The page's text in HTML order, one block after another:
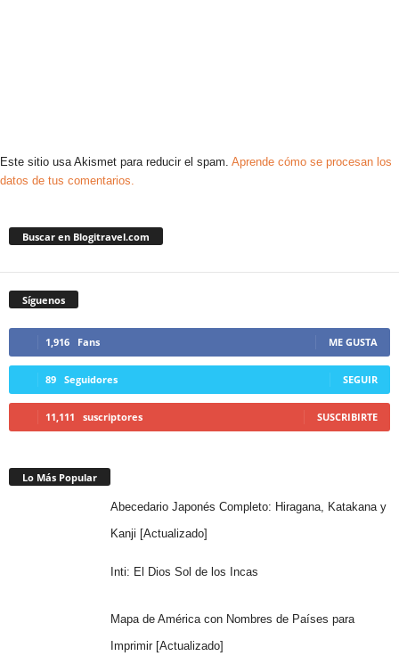
Este sitio usa Akismet para reducir el spam. Aprende cómo se procesan los
datos de tus comentarios.
Buscar en Blogitravel.com
Síguenos
1,916 Fans ME GUSTA
89 Seguidores SEGUIR
11,111 suscriptores SUSCRIBIRTE
Lo Más Popular
Abecedario Japonés Completo: Hiragana, Katakana y
Kanji [Actualizado]
Inti: El Dios Sol de los Incas
Mapa de América con Nombres de Países para
Imprimir [Actualizado]